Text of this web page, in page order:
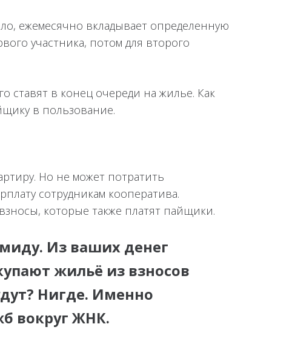
ежемесячно вкладывает определенную
участника, потом для второго
ставят в конец очереди на жилье. Как
в пользование.
Но не может потратить
сотрудникам кооператива.
которые также платят пайщики.
Из ваших денег
жильё из взносов
Нигде. Именно
вокруг ЖНК.